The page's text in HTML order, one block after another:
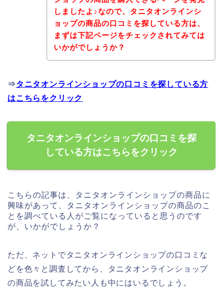
しましたよ♪なので、タニタオンラインシ
ョップの商品の口コミを探している方は、
まずは下記ページをチェックされてみては
いかがでしょうか？
⇒タニタオンラインショップの口コミを探している方
はこちらをクリック
タニタオンラインショップの口コミを探
している方はこちらをクリック
こちらの記事は、タニタオンラインショップの商品に
興味があって、タニタオンラインショップの商品のこ
とを調べている人がご覧になっていると思うのです
が、いかがでしょうか？
ただ、ネットでタニタオンラインショップの口コミな
どを色々と調査してから、タニタオンラインショップ
の商品を試してみたい人も中にはいるでしょう。